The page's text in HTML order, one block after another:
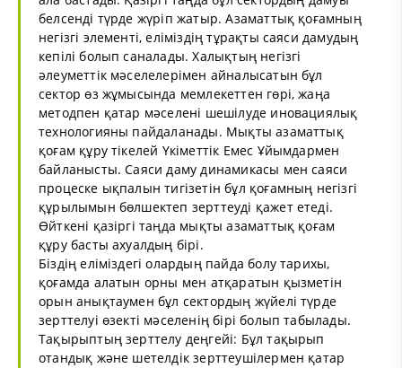
белсенді түрде жүріп жатыр. Азаматтық қоғамның
негізгі элементі, еліміздің тұрақты саяси дамудың
кепілі болып саналады. Халықтың негізгі
әлеуметтік мәселелерімен айналысатын бұл
сектор өз жұмысында мемлекеттен гөрі, жаңа
методпен қатар мәселені шешілуде иновациялық
технологияны пайдаланады. Мықты азаматтық
қоғам құру тікелей Үкiметтiк Емес Ұйымдармен
байланысты. Саяси даму динамикасы мен саяси
процеске ықпалын тигізетін бұл қоғамның негізгі
құрылымын бөлшектеп зерттеуді қажет етеді.
Өйткені қазіргі таңда мықты азаматтық қоғам
құру басты ахуалдың бірі.
Біздің еліміздегі олардың пайда болу тарихы,
қоғамда алатын орны мен атқаратын қызметін
орын анықтаумен бұл сектордың жүйелі түрде
зерттелуі өзекті мәселенің бірі болып табылады.
Тақырыптың зерттелу деңгейі: Бұл тақырып
отандық және шетелдік зерттеушiлермен қатар